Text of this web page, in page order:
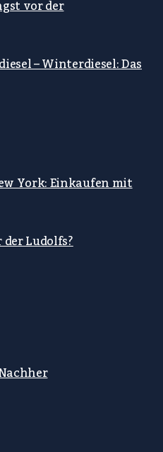
vor der
– Winterdiesel: Das
York: Einkaufen mit
Ludolfs?